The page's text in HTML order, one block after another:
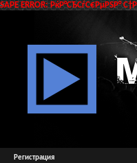
SAPE ERROR:
Регистрация